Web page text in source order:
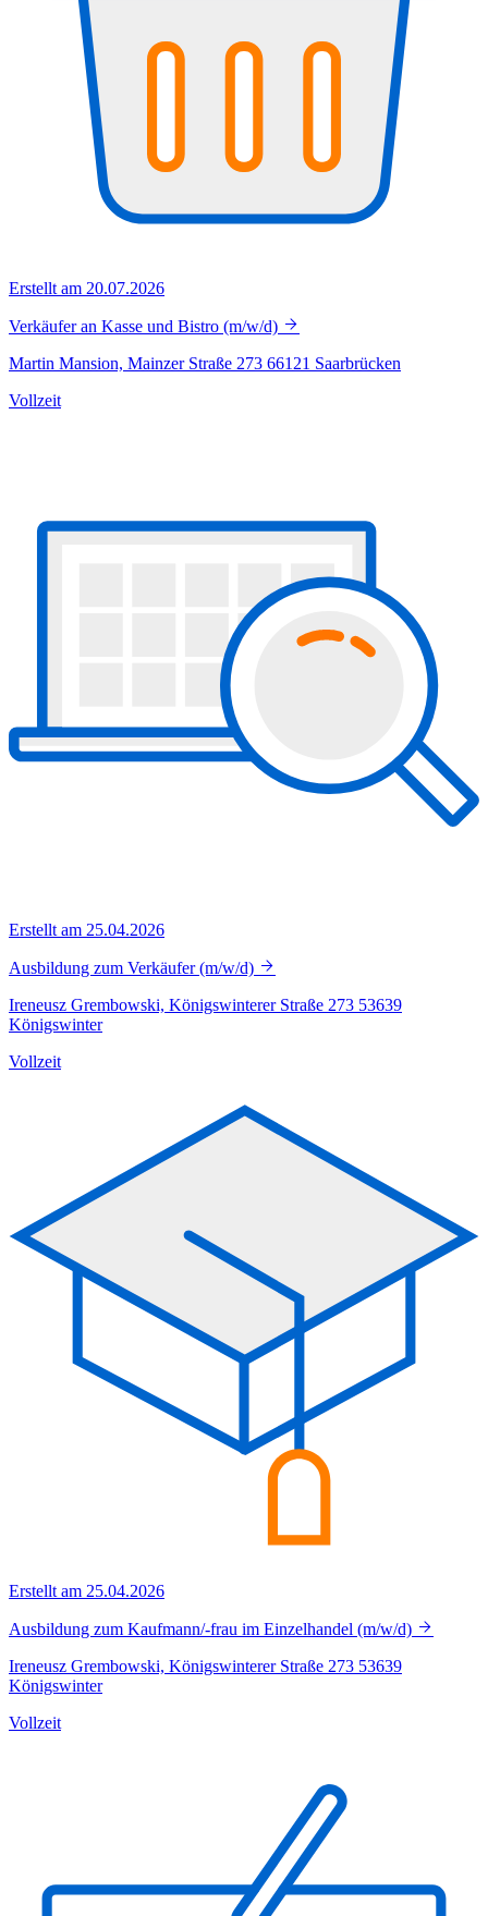
Erstellt am 20.07.2026
Verkäufer an Kasse und Bistro (m/w/d)
Martin Mansion, Mainzer Straße 273 66121 Saarbrücken
Vollzeit
Erstellt am 25.04.2026
Ausbildung zum Verkäufer (m/w/d)
Ireneusz Grembowski, Königswinterer Straße 273 53639
Königswinter
Vollzeit
Erstellt am 25.04.2026
Ausbildung zum Kaufmann/-frau im Einzelhandel (m/w/d)
Ireneusz Grembowski, Königswinterer Straße 273 53639
Königswinter
Vollzeit